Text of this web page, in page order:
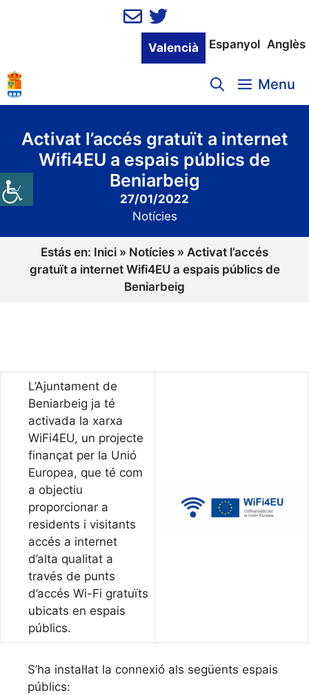
Valencià Espanyol Anglès
Menu
Activat l’accés gratuït a internet
Wifi4EU a espais públics de
Beniarbeig
27/01/2022
Notícies
Estás en: Inici » Notícies » Activat l’accés
gratuït a internet Wifi4EU a espais públics de
Beniarbeig
L’Ajuntament de
Beniarbeig ja té
activada la xarxa
WiFi4EU, un projecte
finançat per la Unió
Europea, que té com
a objectiu
proporcionar a
residents i visitants
accés a internet
d’alta qualitat a
través de punts
d’accés Wi-Fi gratuïts
ubicats en espais
públics.
S’ha instal·lat la connexió als següents espais
públics: